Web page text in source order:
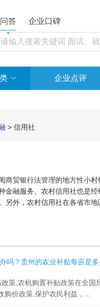
问答 企业口碑
企业点评
> 信用社
商贸银行法管理的地方性小
金融服务。农村信用社也是
另外，农村信用社在各省市
吗？贵州的农业补贴每亩是
价政策,保护农民利益，...